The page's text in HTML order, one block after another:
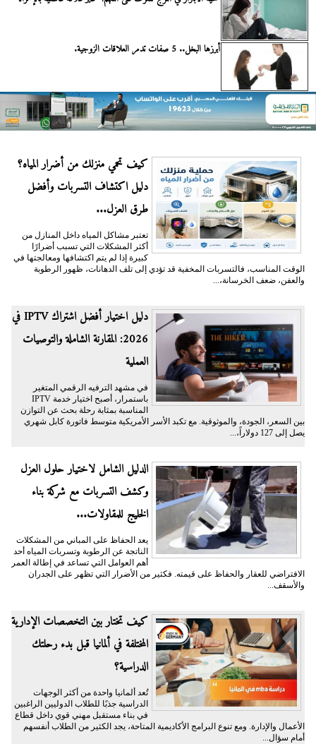
أبرزها البخل.. 5 صفات تدمر العلاقات الزوجية.
كيف تحمي منزلك من أضرار المياه؟
دليل اكتشاف التسربات وأفضل
طرق العزل...
تعتبر مشاكل المياه داخل المنازل من
أكثر المشكلات التي تسبب أضرارًا
كبيرة إذا لم يتم اكتشافها ومعالجتها في
الوقت المناسب، فالتسربات المخفية قد تؤدي إلى تلف الدهانات، ظهور الرطوبة
والعفن، ضعف الخرسانة،...
دليل اختيار أفضل اشتراك IPTV في
2026: المقارنة الشاملة والتوصيات
العملية
في مشهد الترفيه الرقمي المتغير
باستمرار، أصبح اختيار خدمة IPTV
المناسبة بمثابة رحلة بحث عن التوازن
بين السعر، الجودة، والموثوقية. مع تكبد الأسر الأمريكية متوسط فاتورة كابل شهري
يصل إلى 127 دولاراً،...
الدليل الشامل لاختيار حلول العزل
وكشف التسربات مع شركة بناء
الخليج للمقاولات...
يعد الحفاظ على المباني من المشكلات
الناتجة عن الرطوبة وتسربات المياه أحد
أهم العوامل التي تساعد في إطالة العمر
الافتراضي للعقار والحفاظ على قيمته. فكثير من الأضرار التي تظهر على الجدران
والأسقف...
كيف تختار بين التخصصات الإدارية
المختلفة في ألمانيا قبل بدء رحلتك
الدراسية؟
تُعد ألمانيا واحدة من أكثر الوجهات
الدراسية جذبًا للطلاب الدوليين الراغبين
في بناء مستقبل مهني قوي داخل قطاع
الأعمال والإدارة. ومع تنوع البرامج الأكاديمية المتاحة، يجد الكثير من الطلاب أنفسهم
أمام سؤال...